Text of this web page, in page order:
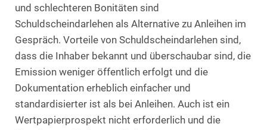
und schlechteren Bonitäten sind
Schuldscheindarlehen als Alternative zu Anleihen im
Gespräch. Vorteile von Schuldscheindarlehen sind,
dass die Inhaber bekannt und überschaubar sind, die
Emission weniger öffentlich erfolgt und die
Dokumentation erheblich einfacher und
standardisierter ist als bei Anleihen. Auch ist ein
Wertpapierprospekt nicht erforderlich und die